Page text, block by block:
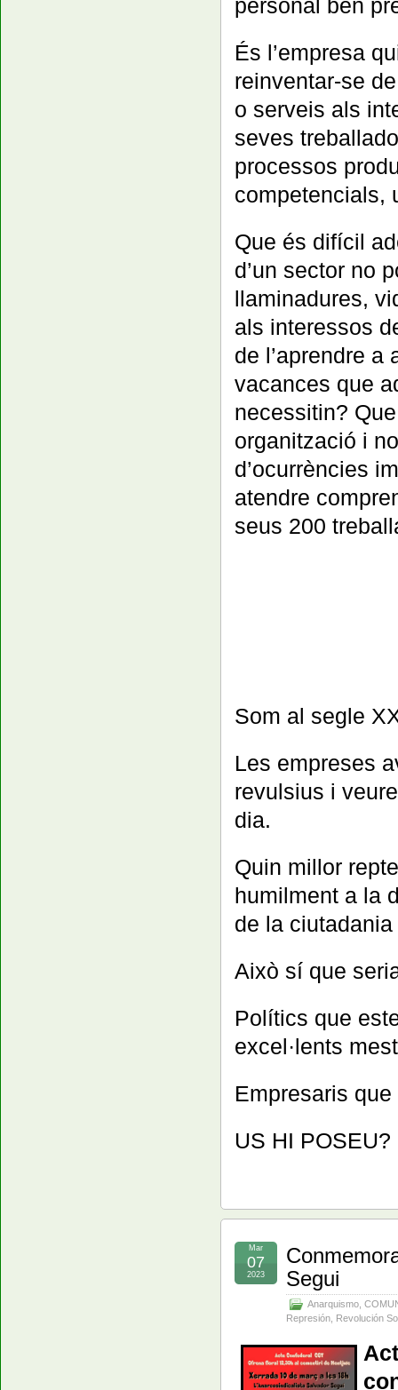
personal ben
És l’empresa
reinventar-se
o serveis als
seves
processos
competencials,
Que és difícil
d’un sector no
llaminadures,
als interessos
de l’aprendre
vacances que
necessitin?
organització i
d’ocurrències
atendre
seus 200
Som al segle
Les empreses
revulsius i
dia.
Quin millor
humilment a la
de la
Això sí que
Polítics que
excel·lents
Empresaris
US HI POSEU?
Segui
Anarquismo,
Represión, Revolución
Mar
07
2023